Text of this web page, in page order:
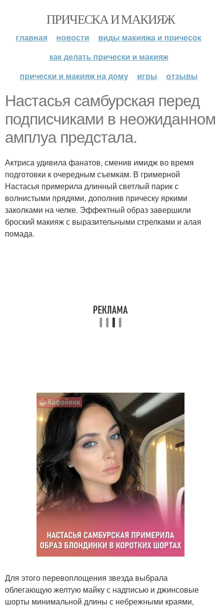
ПРИЧЕСКА И МАКИЯЖ
главная новости
виды макияжа и причесок
как делать прически и макияж
прически и макияж на дому
игры отзывы
Настасья самбурская перед
подписчиками в неожиданном
амплуа предстала.
Актриса удивила фанатов, сменив имидж во время
подготовки к очередным съемкам. В гримерной
Настасья примерила длинный светлый парик с
волнистыми прядями, дополнив прическу яркими
заколками на челке. Эффектный образ завершили
броский макияж с выразительными стрелками и алая
помада.
Для этого перевоплощения звезда выбрала
облегающую желтую майку с надписью и джинсовые
шорты минимальной длины с небрежными краями,